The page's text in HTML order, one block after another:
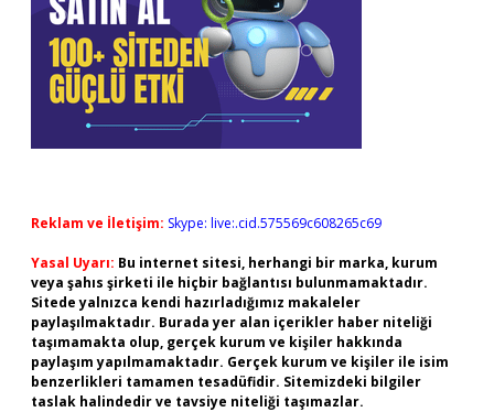
Reklam ve İletişim: Skype: live:.cid.575569c608265c69
Yasal Uyarı: Bu internet sitesi, herhangi bir marka, kurum
veya şahıs şirketi ile hiçbir bağlantısı bulunmamaktadır.
Sitede yalnızca kendi hazırladığımız makaleler
paylaşılmaktadır. Burada yer alan içerikler haber niteliği
taşımamakta olup, gerçek kurum ve kişiler hakkında
paylaşım yapılmamaktadır. Gerçek kurum ve kişiler ile isim
benzerlikleri tamamen tesadüfidir. Sitemizdeki bilgiler
taslak halindedir ve tavsiye niteliği taşımazlar.